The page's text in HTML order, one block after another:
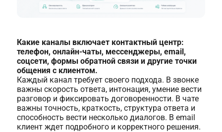
Какие каналы включает контактный центр:
телефон, онлайн-чаты, мессенджеры, email,
соцсети, формы обратной связи и другие точки
общения с клиентом.
Каждый канал требует своего подхода. В звонке
важны скорость ответа, интонация, умение вести
разговор и фиксировать договоренности. В чате
важны точность, краткость, структура ответа и
способность вести несколько диалогов. В email
клиент ждет подробного и корректного решения.